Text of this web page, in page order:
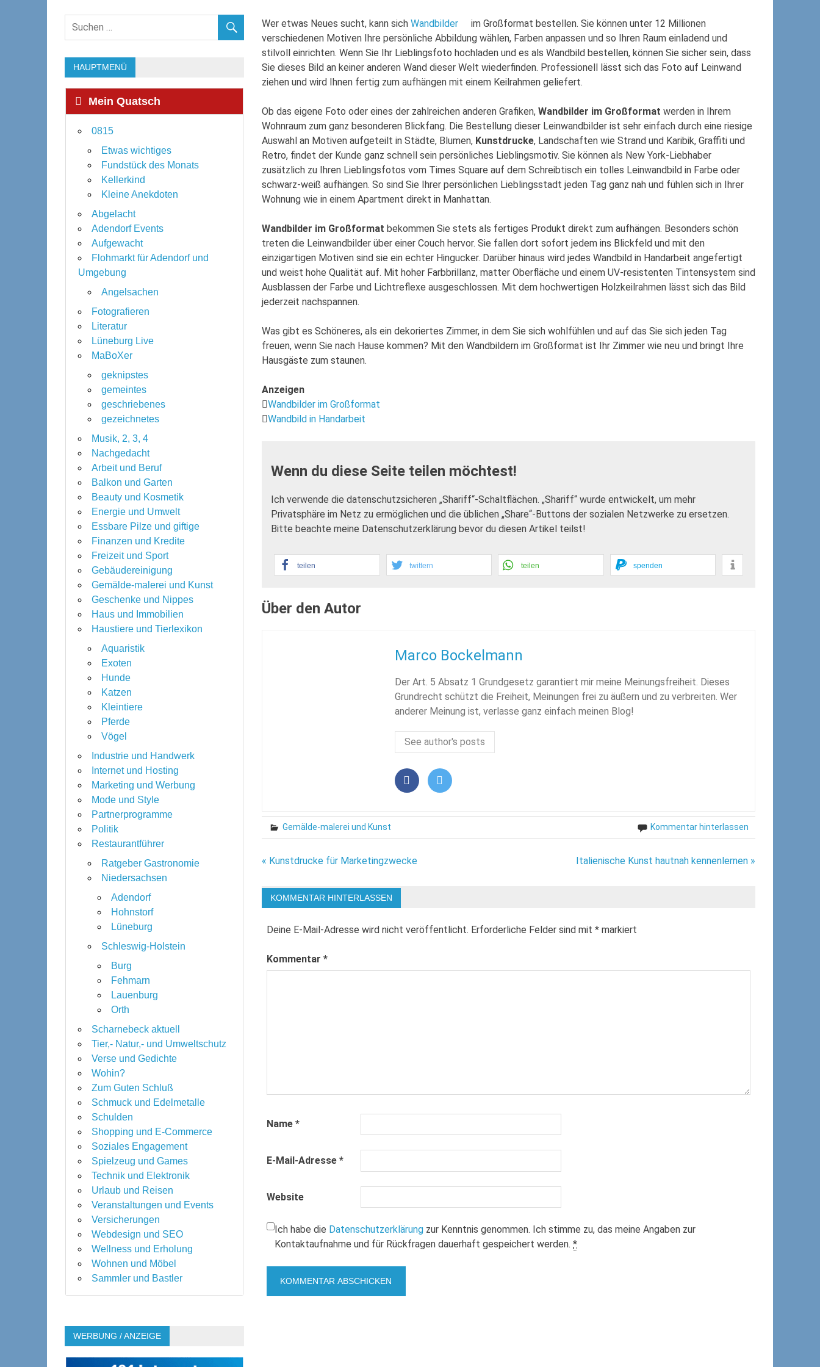
Wer etwas Neues sucht, kann sichWandbilder
im Großformat bestellen. Sie können unter 12 Millionen
verschiedenen Motiven Ihre persönliche Abbildung wählen, Farben anpassen und so Ihren Raum einladend und
stilvoll einrichten. Wenn Sie Ihr Lieblingsfoto hochladen und es als Wandbild bestellen, können Sie sicher sein, dass
Sie dieses Bild an keiner anderen Wand dieser Welt wiederfinden. Professionell lässt sich das Foto auf Leinwand
ziehen und wird Ihnen fertig zum aufhängen mit einem Keilrahmen geliefert.
Ob das eigene Foto oder eines der zahlreichen anderen Grafiken,Wandbilder im Großformat werden in Ihrem
Wohnraum zum ganz besonderen Blickfang. Die Bestellung dieser Leinwandbilder ist sehr einfach durch eine riesige
Auswahl an Motiven aufgeteilt in Städte, Blumen, Kunstdrucke, Landschaften wie Strand und Karibik, Graffiti und
Retro, findet der Kunde ganz schnell sein persönliches Lieblingsmotiv. Sie können als New York-Liebhaber
zusätzlich zu Ihren Lieblingsfotos vom Times Square auf dem Schreibtisch ein tolles Leinwandbild in Farbe oder
schwarz-weiß aufhängen. So sind Sie Ihrer persönlichen Lieblingsstadt jeden Tag ganz nah und fühlen sich in Ihrer
Wohnung wie in einem Apartment direkt in Manhattan.
Wandbilder im Großformat bekommen Sie stets als fertiges Produkt direkt zum aufhängen. Besonders schön
treten die Leinwandbilder über einer Couch hervor. Sie fallen dort sofort jedem ins Blickfeld und mit den
einzigartigen Motiven sind sie ein echter Hingucker. Darüber hinaus wird jedes Wandbild in Handarbeit angefertigt
und weist hohe Qualität auf. Mit hoher Farbbrillanz, matter Oberfläche und einem UV-resistenten Tintensystem sind
Ausblassen der Farbe und Lichtreflexe ausgeschlossen. Mit dem hochwertigen Holzkeilrahmen lässt sich das Bild
jederzeit nachspannen.
Was gibt es Schöneres, als ein dekoriertes Zimmer, in dem Sie sich wohlfühlen und auf das Sie sich jeden Tag
freuen, wenn Sie nach Hause kommen? Mit den Wandbildern im Großformat ist Ihr Zimmer wie neu und bringt Ihre
Hausgäste zum staunen.
Anzeigen
Wandbilder im Großformat
Wandbild in Handarbeit
Wenn du diese Seite teilen möchtest!
Ich verwende die datenschutzsicheren „Shariff“-Schaltflächen. „Shariff“ wurde entwickelt, um mehr
Privatsphäre im Netz zu ermöglichen und die üblichen „Share“-Buttons der sozialen Netzwerke zu ersetzen.
Bitte beachte meine Datenschutzerklärung bevor du diesen Artikel teilst!
teilen twittern teilen spenden
Über den Autor
Marco Bockelmann
Der Art. 5 Absatz 1 Grundgesetz garantiert mir meine Meinungsfreiheit. Dieses
Grundrecht schützt die Freiheit, Meinungen frei zu äußern und zu verbreiten. Wer
anderer Meinung ist, verlasse ganz einfach meinen Blog!
See author's posts
Gemälde-malerei und Kunst Kommentar hinterlassen
Beitragsnavigation
« Kunstdrucke für Marketingzwecke Italienische Kunst hautnah kennenlernen »
KOMMENTAR HINTERLASSEN
Deine E-Mail-Adresse wird nicht veröffentlicht. Erforderliche Felder sind mit* markiert
Kommentar*
Name*
E-Mail-Adresse*
Website
Ich habe die Datenschutzerklärung zur Kenntnis genommen. Ich stimme zu, das meine Angaben zur
Kontaktaufnahme und für Rückfragen dauerhaft gespeichert werden.*
HAUPTMENÜ
Mein Quatsch
0815
Etwas wichtiges
Fundstück des Monats
Kellerkind
Kleine Anekdoten
Abgelacht
Adendorf Events
Aufgewacht
Flohmarkt für Adendorf und
Umgebung
Angelsachen
Fotografieren
Literatur
Lüneburg Live
MaBoXer
geknipstes
gemeintes
geschriebenes
gezeichnetes
Musik, 2, 3, 4
Nachgedacht
Arbeit und Beruf
Balkon und Garten
Beauty und Kosmetik
Energie und Umwelt
Essbare Pilze und giftige
Finanzen und Kredite
Freizeit und Sport
Gebäudereinigung
Gemälde-malerei und Kunst
Geschenke und Nippes
Haus und Immobilien
Haustiere und Tierlexikon
Aquaristik
Exoten
Hunde
Katzen
Kleintiere
Pferde
Vögel
Industrie und Handwerk
Internet und Hosting
Marketing und Werbung
Mode und Style
Partnerprogramme
Politik
Restaurantführer
Ratgeber Gastronomie
Niedersachsen
Adendorf
Hohnstorf
Lüneburg
Schleswig-Holstein
Burg
Fehmarn
Lauenburg
Orth
Scharnebeck aktuell
Tier,- Natur,- und Umweltschutz
Verse und Gedichte
Wohin?
Zum Guten Schluß
Schmuck und Edelmetalle
Schulden
Shopping und E-Commerce
Soziales Engagement
Spielzeug und Games
Technik und Elektronik
Urlaub und Reisen
Veranstaltungen und Events
Versicherungen
Webdesign und SEO
Wellness und Erholung
Wohnen und Möbel
Sammler und Bastler
WERBUNG / ANZEIGE